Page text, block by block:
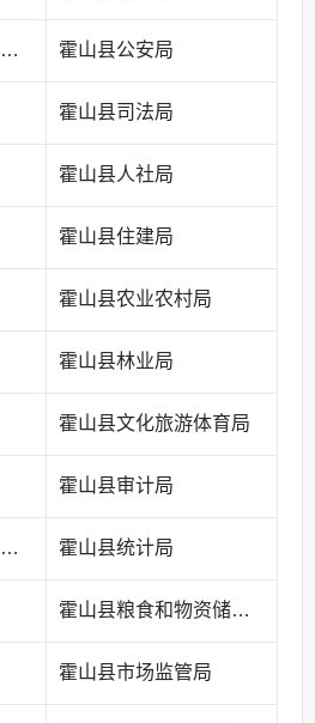
霍山县科技工业信息化局 霍山县公安局
霍山县司法局
霍山县人社局
霍山县住建局
霍山县农业农村局
霍山县林业局
霍山县文化旅游体育局
霍山县审计局
霍山县自然资源和规划局 霍山县统计局
霍山县粮食和物资储备中心
霍山县市场监管局